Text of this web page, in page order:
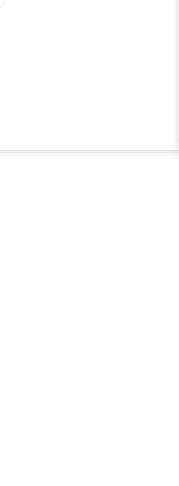
av Kawasakis
racer,